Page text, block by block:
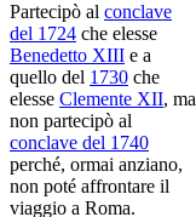
Partecipò al conclave
del 1724 che elesse
Benedetto XIII e a
quello del 1730 che
elesse Clemente XII, ma
non partecipò al
conclave del 1740
perché, ormai anziano,
non poté affrontare il
viaggio a Roma.